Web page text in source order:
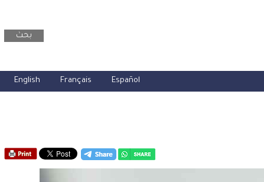
بحث
English Français Español